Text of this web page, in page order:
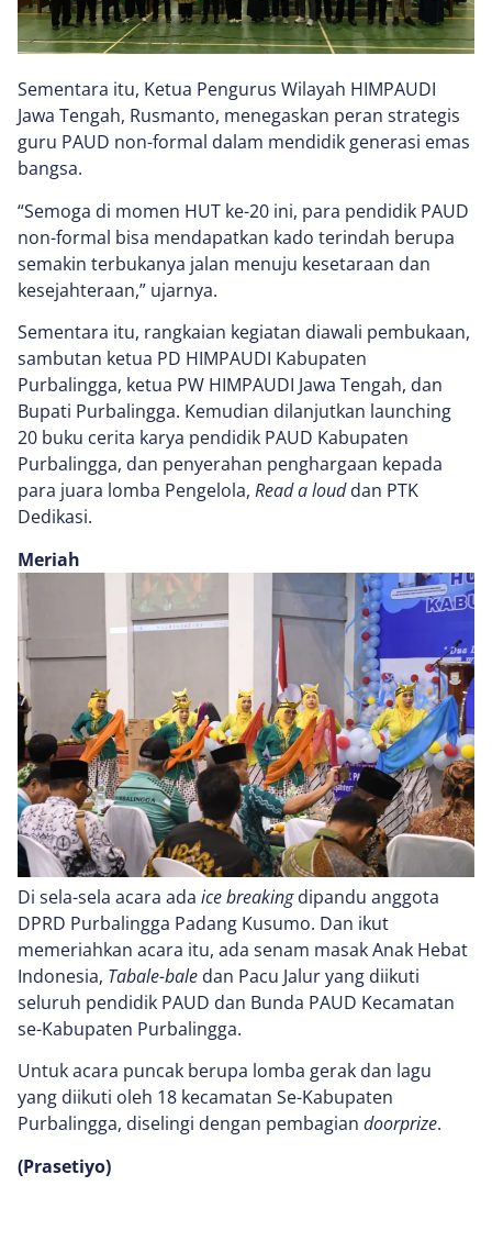
Sementara itu, Ketua Pengurus Wilayah HIMPAUDI
Jawa Tengah, Rusmanto, menegaskan peran strategis
guru PAUD non-formal dalam mendidik generasi emas
bangsa.
“Semoga di momen HUT ke-20 ini, para pendidik PAUD
non-formal bisa mendapatkan kado terindah berupa
semakin terbukanya jalan menuju kesetaraan dan
kesejahteraan,” ujarnya.
Sementara itu, rangkaian kegiatan diawali pembukaan,
sambutan ketua PD HIMPAUDI Kabupaten
Purbalingga, ketua PW HIMPAUDI Jawa Tengah, dan
Bupati Purbalingga. Kemudian dilanjutkan launching
20 buku cerita karya pendidik PAUD Kabupaten
Purbalingga, dan penyerahan penghargaan kepada
para juara lomba Pengelola, Read a louddan PTK
Dedikasi.
Meriah
Di sela-sela acara ada ice breakingdipandu anggota
DPRD Purbalingga Padang Kusumo. Dan ikut
memeriahkan acara itu, ada senam masak Anak Hebat
Indonesia, Tabale-bale dan Pacu Jalur yang diikuti
seluruh pendidik PAUD dan Bunda PAUD Kecamatan
se-Kabupaten Purbalingga.
Untuk acara puncak berupa lomba gerak dan lagu
yang diikuti oleh 18 kecamatan Se-Kabupaten
Purbalingga, diselingi dengan pembagian doorprize.
(Prasetiyo)